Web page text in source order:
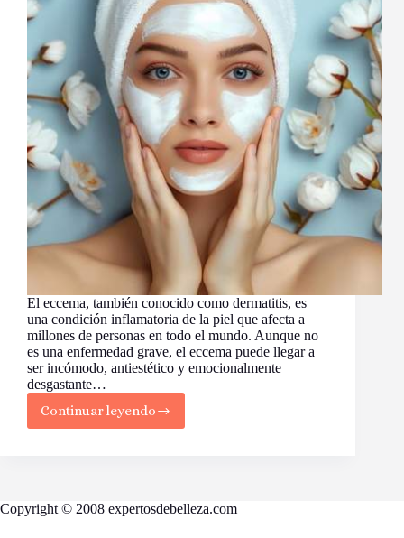
El eccema, también conocido como dermatitis, es
una condición inflamatoria de la piel que afecta a
millones de personas en todo el mundo. Aunque no
es una enfermedad grave, el eccema puede llegar a
ser incómodo, antiestético y emocionalmente
desgastante…
Continuar leyendo
El
Eccema:
Tratamientos
Copyright © 2008 expertosdebelleza.com